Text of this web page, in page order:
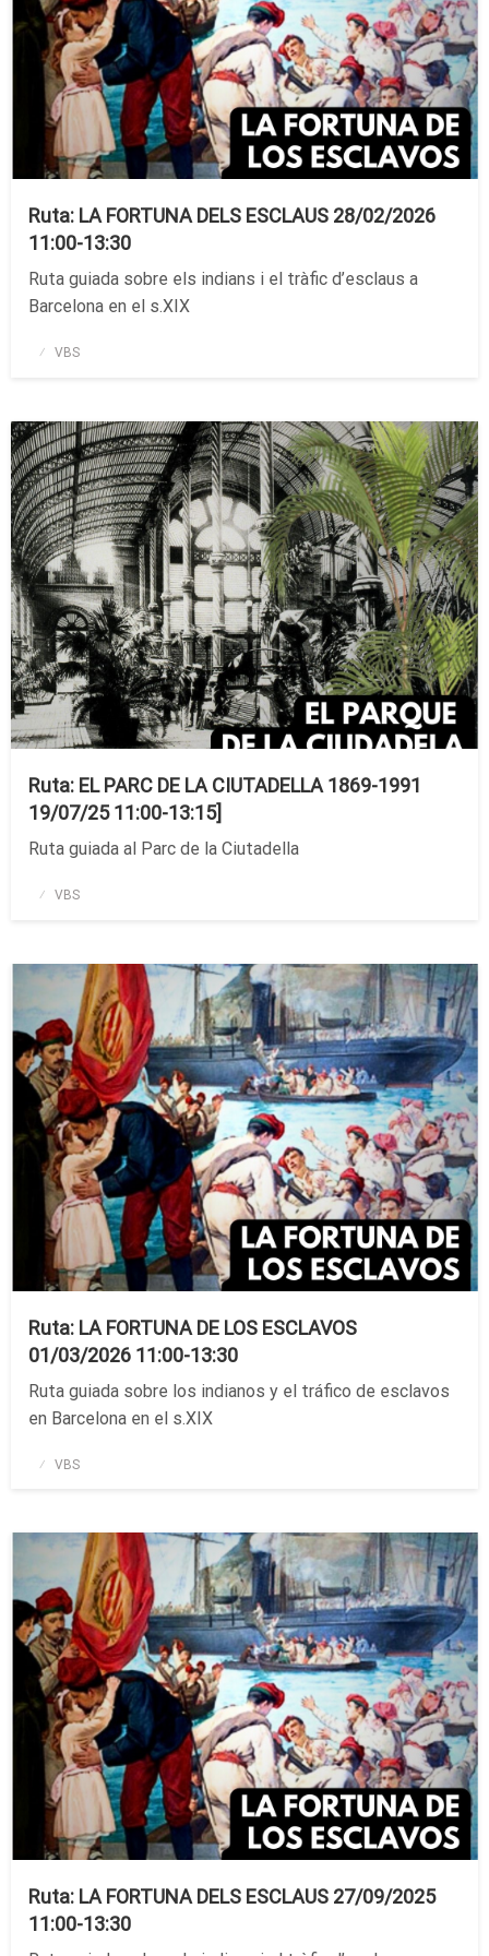
Ruta: LA FORTUNA DELS ESCLAUS 28/02/2026
11:00-13:30
Ruta guiada sobre els indians i el tràfic d’esclaus a
Barcelona en el s.XIX
Publicado
VBS
Ruta: EL PARC DE LA CIUTADELLA 1869-1991
19/07/25 11:00-13:15]
Ruta guiada al Parc de la Ciutadella
Publicado
VBS
Ruta: LA FORTUNA DE LOS ESCLAVOS
01/03/2026 11:00-13:30
Ruta guiada sobre los indianos y el tráfico de esclavos
en Barcelona en el s.XIX
Publicado
VBS
Ruta: LA FORTUNA DELS ESCLAUS 27/09/2025
11:00-13:30